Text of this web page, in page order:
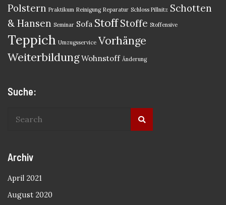
Polstern Praktikum Reinigung Reparatur Schloss Pillnitz Schotten
& Hansen Seminar Sofa Stoff Stoffe Stoffensive
Teppich Umzugsservice Vorhänge
Weiterbildung Wohnstoff Änderung
Suche:
Archiv
April 2021
August 2020